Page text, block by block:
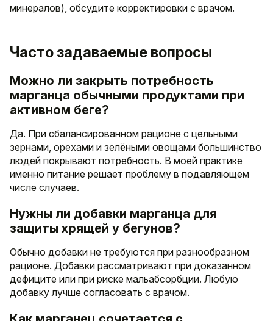
минералов), обсудите корректировки с врачом.
Часто задаваемые вопросы
Можно ли закрыть потребность
марганца обычными продуктами при
активном беге?
Да. При сбалансированном рационе с цельными
зернами, орехами и зелёными овощами большинство
людей покрывают потребность. В моей практике
именно питание решает проблему в подавляющем
числе случаев.
Нужны ли добавки марганца для
защиты хрящей у бегунов?
Обычно добавки не требуются при разнообразном
рационе. Добавки рассматривают при доказанном
дефиците или при риске мальабсорбции. Любую
добавку лучше согласовать с врачом.